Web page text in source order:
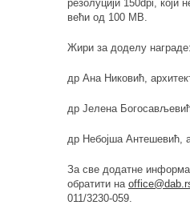
резолуцији 150dpi, који
већи од 100 MB.
Жири за доделу награде:
др Ана Никовић,
др Јелена
др Небојша Антешевић,
За све додатне
обратити на
011/3230-059.